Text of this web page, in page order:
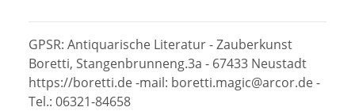
GPSR: Antiquarische Literatur - Zauberkunst
Boretti, Stangenbrunneng.3a - 67433 Neustadt
https://boretti.de -mail: boretti.magic@arcor.de -
Tel.: 06321-84658